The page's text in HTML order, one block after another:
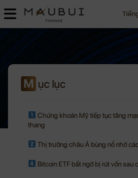
M ục lục
Chứng khoán Mỹ tiếp tục tăng
thang
Thị trường châu Á bùng nổ nhờ
Bitcoin ETF bất ngờ bị rút vốn sau